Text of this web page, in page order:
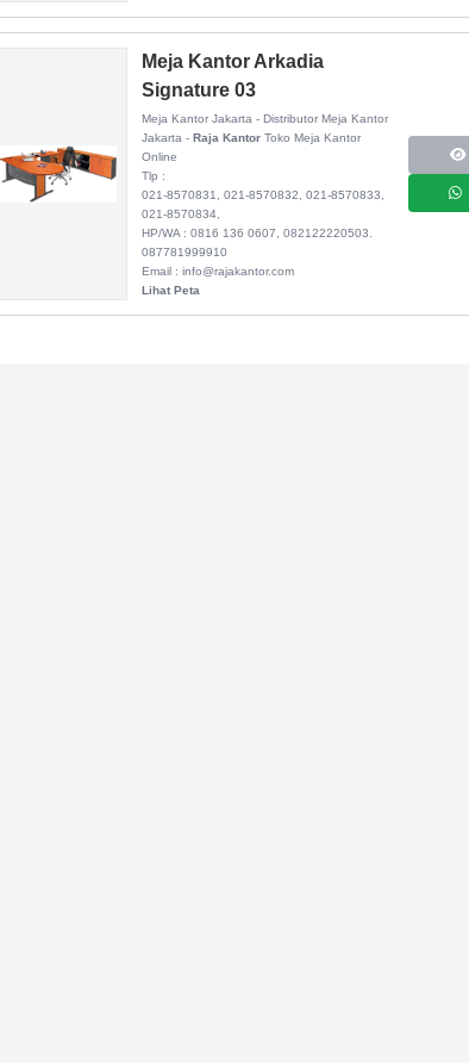
Meja Kantor Arkadia
Signature 03
Meja Kantor Jakarta - Distributor Meja Kantor
Jakarta -Raja Kantor Toko Meja Kantor
Online
Tlp :
021-8570831, 021-8570832, 021-8570833,
021-8570834,
HP/WA : 0816 136 0607, 082122220503.
087781999910
Email : info@rajakantor.com
Lihat Peta